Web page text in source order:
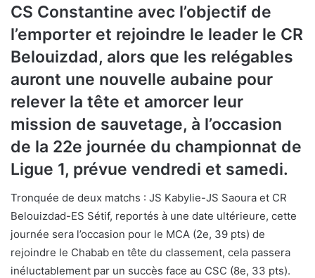
CS Constantine avec l’objectif de
l’emporter et rejoindre le leader le CR
Belouizdad, alors que les relégables
auront une nouvelle aubaine pour
relever la tête et amorcer leur
mission de sauvetage, à l’occasion
de la 22e journée du championnat de
Ligue 1, prévue vendredi et samedi.
Tronquée de deux matchs : JS Kabylie-JS Saoura et CR
Belouizdad-ES Sétif, reportés à une date ultérieure, cette
journée sera l’occasion pour le MCA (2e, 39 pts) de
rejoindre le Chabab en tête du classement, cela passera
inéluctablement par un succès face au CSC (8e, 33 pts).